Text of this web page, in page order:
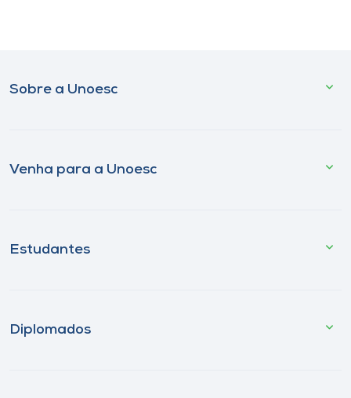
Sobre a Unoesc
Venha para a Unoesc
Estudantes
Diplomados